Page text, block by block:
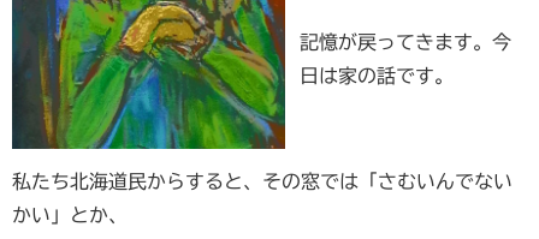
記憶が戻ってきます。今
日は家の話です。
私たち北海道民からすると、その窓では「さむいんでない
かい」とか、